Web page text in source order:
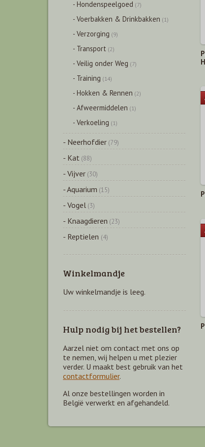
- Hondenspeelgoed (7)
- Voerbakken & Drinkbakken (1)
- Verzorging (9)
- Transport (2)
- Veilig onder Weg (7)
- Training (14)
- Hokken & Rennen (2)
- Afweermiddelen (1)
- Verkoeling (1)
- Neerhofdier (79)
- Kat (88)
- Vijver (30)
- Aquarium (15)
- Vogel (3)
- Knaagdieren (23)
- Reptielen (4)
Winkelmandje
Uw winkelmandje is leeg.
Hulp nodig bij het bestellen?
Aarzel niet om contact met ons op
te nemen, wij helpen u met plezier
verder. U maakt best gebruik van het
contactformulier.
Al onze bestellingen worden in
België verwerkt en afgehandeld.